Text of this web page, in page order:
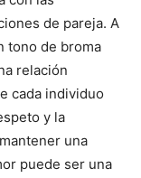
de pareja. A
tono de broma
relación
cada individuo
y la
una
puede ser una